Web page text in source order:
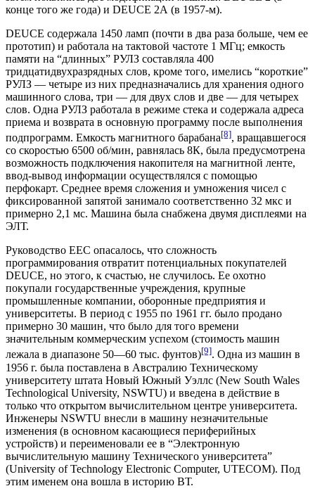
конце того же года) и DEUCE 2А (в 1957-м).
DEUCE содержала 1450 ламп (почти в два раза больше, чем ее
прототип) и работала на тактовой частоте 1 МГц; емкость
памяти на “длинных” РУЛЗ составляла 400
тридцатидвухразрядных слов, кроме того, имелись “короткие”
РУЛЗ — четыре из них предназначались для хранения одного
машинного слова, три — для двух слов и две — для четырех
слов. Одна РУЛЗ работала в режиме стека и содержала адреса
приема и возврата в основную программу после выполнения
подпрограмм. Емкость магнитного барабана[8], вращавшегося
со скоростью 6500 об/мин, равнялась 8К, была предусмотрена
возможность подключения накопителя на магнитной ленте,
ввод-вывод информации осуществлялся с помощью
перфокарт. Среднее время сложения и умножения чисел с
фиксированной запятой занимало соответственно 32 мкс и
примерно 2,1 мс. Машина была снабжена двумя дисплеями на
ЭЛТ.
Руководство EEC опасалось, что сложность
программирования отвратит потенциальных покупателей
DEUCE, но этого, к счастью, не случилось. Ее охотно
покупали государственные учреждения, крупные
промышленные компании, оборонные предприятия и
университеты. В период с 1955 по 1961 гг. было продано
примерно 30 машин, что было для того времени
значительным коммерческим успехом (стоимость машин
лежала в диапазоне 50—60 тыс. фунтов)[9]. Одна из машин в
1956 г. была поставлена в Австралию Техническому
университету штата Новый Южный Уэллс (New South Wales
Technological University, NSWTU) и введена в действие в
только что открытом вычислительном центре университета.
Инженеры NSWTU внесли в машину незначительные
изменения (в основном касающиеся периферийных
устройств) и переименовали ее в “Электронную
вычислительную машину Технического университета”
(University of Technology Electronic Computer, UTECOM). Под
этим именем она вошла в историю ВТ.